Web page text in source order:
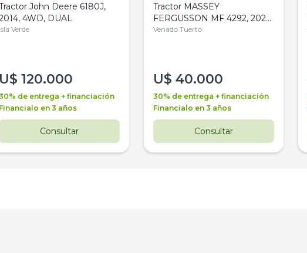
John Deere 6180J,
4WD, DUAL
Isla Verde
U$ 120.000
de entrega + financiación
Financialo en 3 años
Consultar
Tractor MASSEY
FERGUSSON MF 4292, 2020,
4WD, PATON
Venado Tuerto
U$ 40.000
30% de entrega + financiación
Financialo en 3 años
Consultar